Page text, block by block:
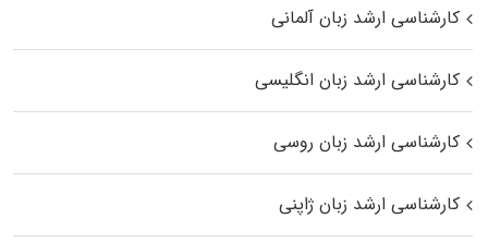
کارشناسی ارشد زبان آلمانی
کارشناسی ارشد زبان انگلیسی
کارشناسی ارشد زبان روسی
کارشناسی ارشد زبان ژاپنی